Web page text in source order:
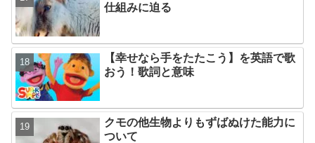
仕組みに迫る
【幸せなら手をたたこう】を英語で歌
おう！歌詞と意味
クモの他生物よりもずばぬけた能力に
ついて